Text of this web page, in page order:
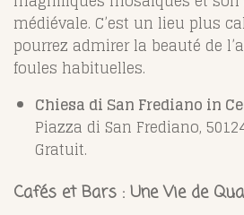
médiévale. C’est un lieu plus
pourrez admirer la beauté de
foules habituelles.
Chiesa di San Frediano in
Piazza di San Frediano,
Gratuit.
Cafés et Bars : Une Vie de